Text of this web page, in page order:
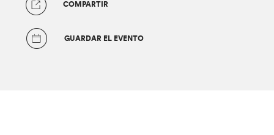
COMPARTIR
GUARDAR EL EVENTO